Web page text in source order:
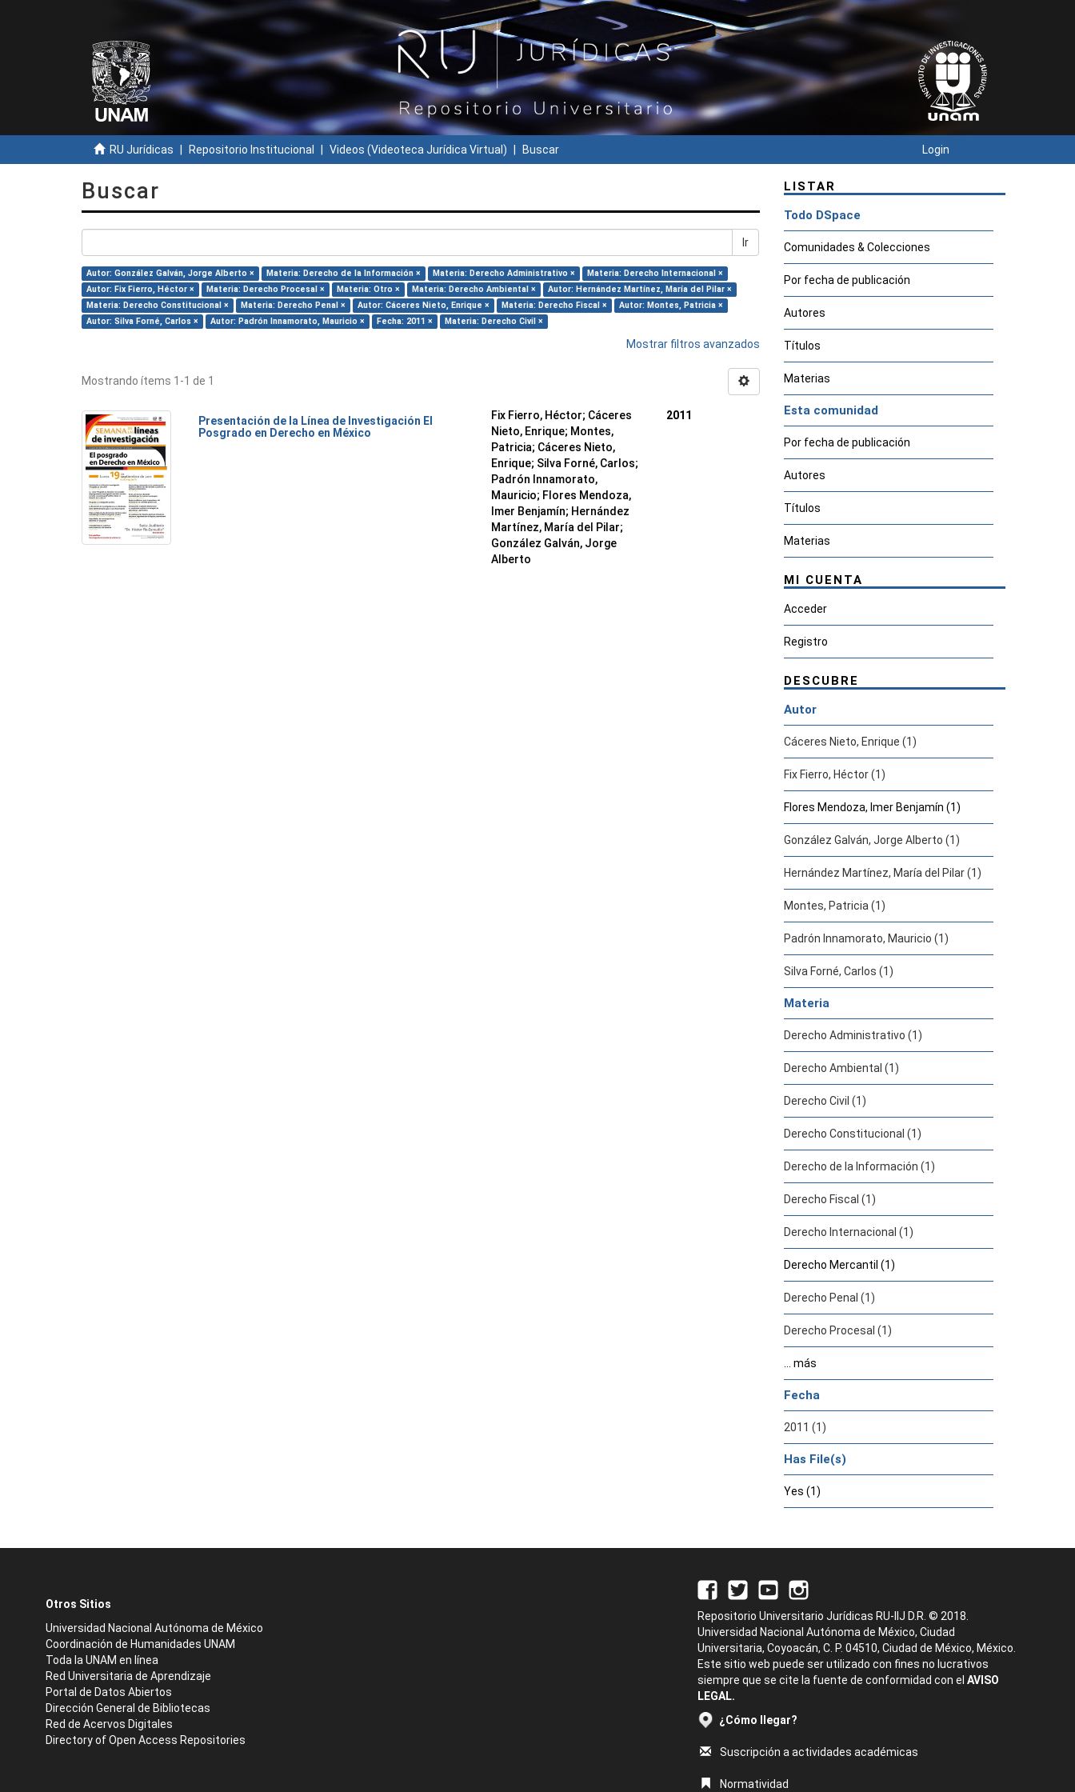
RU Jurídicas Repositorio Institucional Videos (Videoteca Jurídica Virtual) Buscar Login
Buscar
Ir
Autor: González Galván, Jorge Alberto × Materia: Derecho de la Información × Materia: Derecho Administrativo ×
Materia: Derecho Internacional ×
Autor: Fix Fierro, Héctor ×
Materia: Derecho Procesal × Materia: Otro × Materia: Derecho Ambiental ×
Autor: Hernández Martínez, María del Pilar ×
Materia: Derecho Constitucional ×
Materia: Derecho Penal × Autor: Cáceres Nieto, Enrique × Materia: Derecho Fiscal ×
Autor: Montes, Patricia ×
Autor: Silva Forné, Carlos ×
Autor: Padrón Innamorato, Mauricio × Fecha: 2011 × Materia: Derecho Civil ×
Mostrar filtros avanzados
Mostrando ítems 1-1 de 1
Presentación de la Línea de Investigación El
Posgrado en Derecho en México
Fix Fierro, Héctor; Cáceres
Nieto, Enrique; Montes,
Patricia; Cáceres Nieto,
Enrique; Silva Forné, Carlos;
Padrón Innamorato,
Mauricio; Flores Mendoza,
Imer Benjamín; Hernández
Martínez, María del Pilar;
González Galván, Jorge
Alberto
2011
LISTAR
Todo DSpace
Comunidades & Colecciones
Por fecha de publicación
Autores
Títulos
Materias
Esta comunidad
Por fecha de publicación
Autores
Títulos
Materias
MI CUENTA
Acceder
Registro
DESCUBRE
Autor
Cáceres Nieto, Enrique (1)
Fix Fierro, Héctor (1)
Flores Mendoza, Imer Benjamín (1)
González Galván, Jorge Alberto (1)
Hernández Martínez, María del Pilar (1)
Montes, Patricia (1)
Padrón Innamorato, Mauricio (1)
Silva Forné, Carlos (1)
Materia
Derecho Administrativo (1)
Derecho Ambiental (1)
Derecho Civil (1)
Derecho Constitucional (1)
Derecho de la Información (1)
Derecho Fiscal (1)
Derecho Internacional (1)
Derecho Mercantil (1)
Derecho Penal (1)
Derecho Procesal (1)
... más
Fecha
2011 (1)
Has File(s)
Yes (1)
Otros Sitios
Universidad Nacional Autónoma de México
Coordinación de Humanidades UNAM
Toda la UNAM en línea
Red Universitaria de Aprendizaje
Portal de Datos Abiertos
Dirección General de Bibliotecas
Red de Acervos Digitales
Directory of Open Access Repositories
Repositorio Universitario Jurídicas RU-IIJ D.R. © 2018.
Universidad Nacional Autónoma de México, Ciudad
Universitaria, Coyoacán, C. P. 04510, Ciudad de México, México.
Este sitio web puede ser utilizado con fines no lucrativos
siempre que se cite la fuente de conformidad con el AVISO
LEGAL.
¿Cómo llegar?
Suscripción a actividades académicas
Normatividad